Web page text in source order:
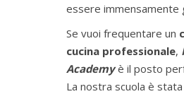
essere immensamente
Se vuoi frequentare un
cucina professionale,
Academyè il posto
La nostra scuola è